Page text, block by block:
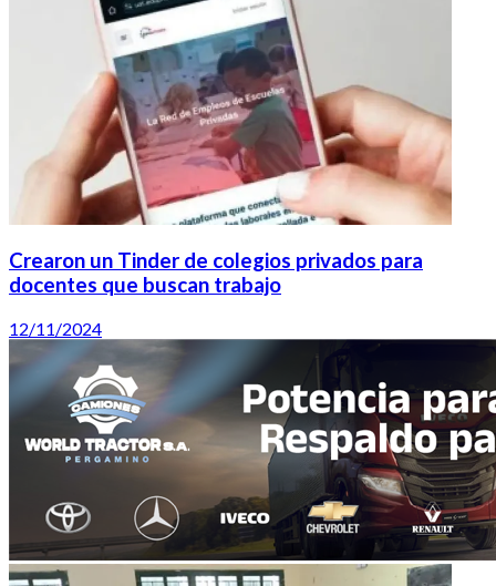
Crearon un Tinder de colegios privados para
docentes que buscan trabajo
12/11/2024